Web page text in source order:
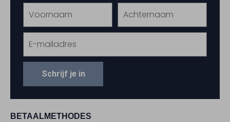
BETAALMETHODES
Schrijf je in